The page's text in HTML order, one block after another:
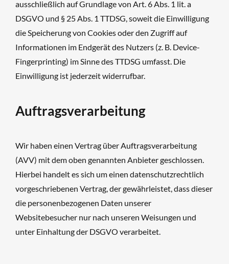
ausschließlich auf Grundlage von Art. 6 Abs. 1 lit. a
DSGVO und § 25 Abs. 1 TTDSG, soweit die Einwilligung
die Speicherung von Cookies oder den Zugriff auf
Informationen im Endgerät des Nutzers (z. B. Device-
Fingerprinting) im Sinne des TTDSG umfasst. Die
Einwilligung ist jederzeit widerrufbar.
Auftragsverarbeitung
Wir haben einen Vertrag über Auftragsverarbeitung
(AVV) mit dem oben genannten Anbieter geschlossen.
Hierbei handelt es sich um einen datenschutzrechtlich
vorgeschriebenen Vertrag, der gewährleistet, dass dieser
die personenbezogenen Daten unserer
Websitebesucher nur nach unseren Weisungen und
unter Einhaltung der DSGVO verarbeitet.